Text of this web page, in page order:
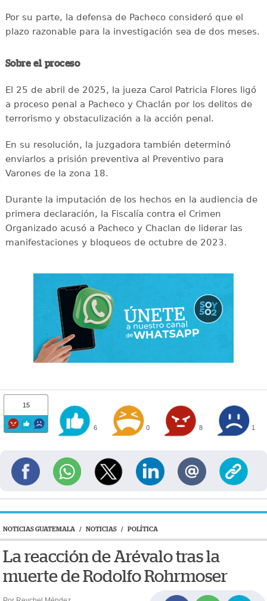
Por su parte, la defensa de Pacheco consideró que el
plazo razonable para la investigación sea de dos meses.
Sobre el proceso
El 25 de abril de 2025, la jueza Carol Patricia Flores ligó
a proceso penal a Pacheco y Chaclán por los delitos de
terrorismo y obstaculización a la acción penal.
En su resolución, la juzgadora también determinó
enviarlos a prisión preventiva al Preventivo para
Varones de la zona 18.
Durante la imputación de los hechos en la audiencia de
primera declaración, la Fiscalía contra el Crimen
Organizado acusó a Pacheco y Chaclan de liderar las
manifestaciones y bloqueos de octubre de 2023.
15
6 0 8 1
NOTICIAS GUATEMALA / NOTICIAS / POLÍTICA
La reacción de Arévalo tras la
muerte de Rodolfo Rohrmoser